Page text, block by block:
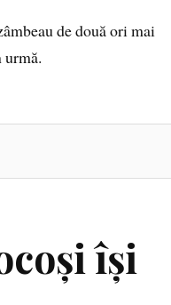
de două ori mai
urmă.
își